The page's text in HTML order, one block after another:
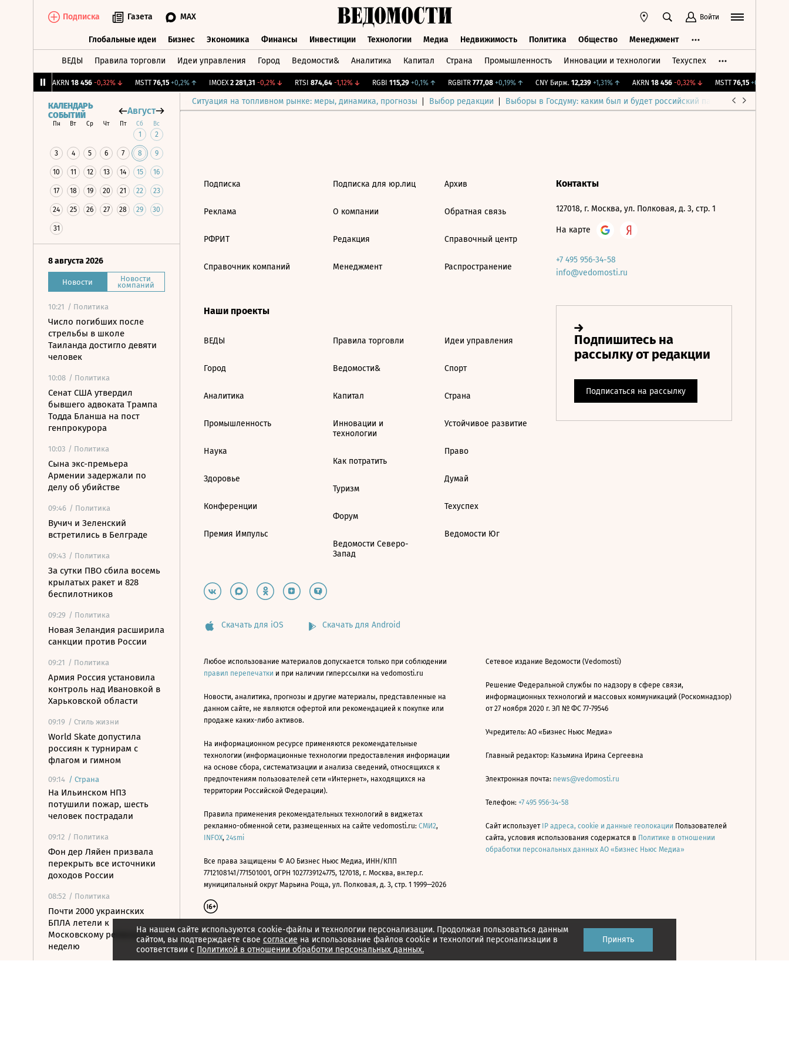
Подписка Газета MAX Войти
Глобальные идеи Бизнес Экономика Финансы Инвестиции Технологии Медиа Недвижимость Политика Общество Менеджмент
ВЕДЫ Правила торговли Идеи управления Город Ведомости& Аналитика Капитал Страна Промышленность Инновации и технологии Техуспех
AKRN 18 456 -0,32%↓ MSTT 76,15 +0,2%↑ IMOEX 2 281,31 -0,2%↓ RTSI 874,64 -1,12%↓ RGBI 115,29 +0,1%↑ RGBITR 777,08 +0,19%↑ CNY Бирж. 12,239 +1,31%↑ AKRN 18 456 -0,32%↓ MSTT 76,15 +0,2%
Ситуация на топливном рынке: меры, динамика, прогнозы Выбор редакции Выборы в Госдуму: каким был и будет российский парламент
КАЛЕНДАРЬ
СОБЫТИЙ
Август
Пн Вт Ср Чт Пт Сб Вс
1 2
3 4 5 6 7 8 9
10 11 12 13 14 15 16
17 18 19 20 21 22 23
24 25 26 27 28 29 30
31
8 августа 2026
Новости Новости
компаний
10:21 / Политика
Число погибших после
стрельбы в школе
Таиланда достигло девяти
человек
10:08 / Политика
Сенат США утвердил
бывшего адвоката Трампа
Тодда Бланша на пост
генпрокурора
10:03 / Политика
Сына экс-премьера
Армении задержали по
делу об убийстве
09:46 / Политика
Вучич и Зеленский
встретились в Белграде
09:43 / Политика
За сутки ПВО сбила восемь
крылатых ракет и 828
беспилотников
09:29 / Политика
Новая Зеландия расширила
санкции против России
09:21 / Политика
Армия Россия установила
контроль над Ивановкой в
Харьковской области
09:19 / Стиль жизни
World Skate допустила
россиян к турнирам с
флагом и гимном
09:14 / Страна
На Ильинском НПЗ
потушили пожар, шесть
человек пострадали
09:12 / Политика
Фон дер Ляйен призвала
перекрыть все источники
доходов России
08:52 / Политика
Почти 2000 украинских
БПЛА летели к
Московскому региону за
неделю
На нашем сайте используются cookie-файлы и технологии персонализации. Продолжая пользоваться данным
сайтом, вы подтверждаете свое согласие на использование файлов cookie и технологий персонализации в
соответствии с Политикой в отношении обработки персональных данных.
Принять
Подписка
Реклама
РФРИТ
Справочник компаний
Подписка для юр.лиц
О компании
Редакция
Менеджмент
Архив
Обратная связь
Справочный центр
Распространение
Наши проекты
ВЕДЫ
Город
Аналитика
Промышленность
Наука
Здоровье
Конференции
Премия Импульс
Правила торговли
Ведомости&
Капитал
Инновации и
технологии
Как потратить
Туризм
Форум
Ведомости Северо-
Запад
Идеи управления
Спорт
Страна
Устойчивое развитие
Право
Думай
Техуспех
Ведомости Юг
Контакты
127018, г. Москва, ул. Полковая, д. 3, стр. 1
На карте
+7 495 956-34-58
info@vedomosti.ru
Скачать для iOS Скачать для Android
Любое использование материалов допускается только при соблюдении
правил перепечатки и при наличии гиперссылки на vedomosti.ru
Новости, аналитика, прогнозы и другие материалы, представленные на
данном сайте, не являются офертой или рекомендацией к покупке или
продаже каких-либо активов.
На информационном ресурсе применяются рекомендательные
технологии (информационные технологии предоставления информации
на основе сбора, систематизации и анализа сведений, относящихся к
предпочтениям пользователей сети «Интернет», находящихся на
территории Российской Федерации).
Правила применения рекомендательных технологий в виджетах
рекламно-обменной сети, размещенных на сайте vedomosti.ru: СМИ2,
INFOX, 24smi
Все права защищены © АО Бизнес Ньюс Медиа, ИНН/КПП
7712108141/771501001, ОГРН 1027739124775, 127018, г. Москва, вн.тер.г.
муниципальный округ Марьина Роща, ул. Полковая, д. 3, стр. 1 1999—2026
Сетевое издание Ведомости (Vedomosti)
Решение Федеральной службы по надзору в сфере связи,
информационных технологий и массовых коммуникаций (Роскомнадзор)
от 27 ноября 2020 г. ЭЛ № ФС 77-79546
Учредитель: АО «Бизнес Ньюс Медиа»
Главный редактор: Казьмина Ирина Сергеевна
Электронная почта: news@vedomosti.ru
Телефон: +7 495 956-34-58
Сайт использует IP адреса, cookie и данные геолокации Пользователей
сайта, условия использования содержатся в Политике в отношении
обработки персональных данных АО «Бизнес Ньюс Медиа»